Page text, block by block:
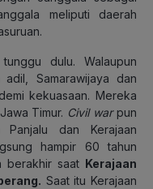
meliputi daerah
tunggu dulu. Walaupun
Samarawijaya dan
kekuasaan. Mereka
Timur. Civil warpun
dan Kerajaan
hampir 60 tahun
berakhir saat Kerajaan
Saat itu Kerajaan